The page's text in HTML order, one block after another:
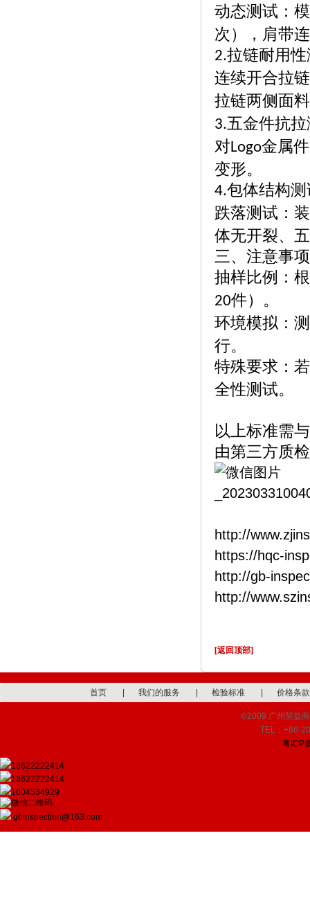
动态测试：
次），肩带
2.拉链耐用
连续开合拉链
拉链两侧面
3.五金件抗
对Logo金属
变形。
4.包体结构测
跌落测试：
体无开裂、
三、注意事项
抽样比例：
20件）。
环境模拟：
行。
特殊要求：
全性测试。
以上标准需
由第三方质
http://
https://hqc-
http://gb-
http://
[返回顶部]
首页 我们的服务 检验标准 价格条款
©2009 广州荣益
TEL：+86-
粤ICP
13622222414
13622222414
1004534929
gbinspection@163.com